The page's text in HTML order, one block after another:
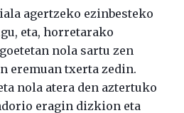
agertzeko ezinbesteko
eta, horretarako
nola sartu zen
eremuan txerta zedin.
nola atera den aztertuko
eragin dizkion eta